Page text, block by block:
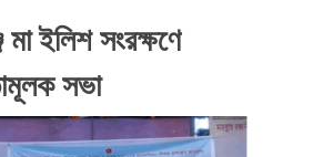
মা ইলিশ সংরক্ষণে
সভা